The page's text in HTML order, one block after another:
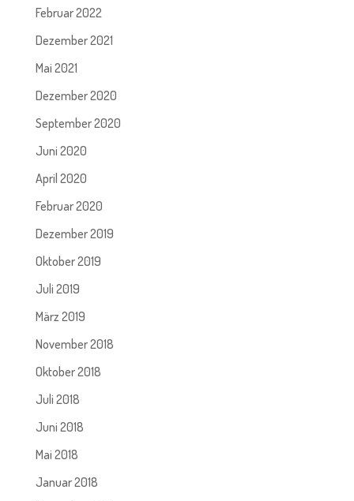
Februar 2022
Dezember 2021
Mai 2021
Dezember 2020
September 2020
Juni 2020
April 2020
Februar 2020
Dezember 2019
Oktober 2019
Juli 2019
März 2019
November 2018
Oktober 2018
Juli 2018
Juni 2018
Mai 2018
Januar 2018